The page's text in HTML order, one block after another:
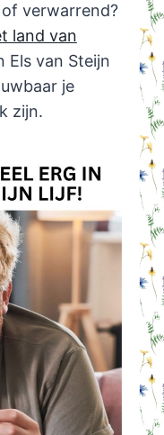
verwarrend?
land van
Els van Steijn
je
zijn.